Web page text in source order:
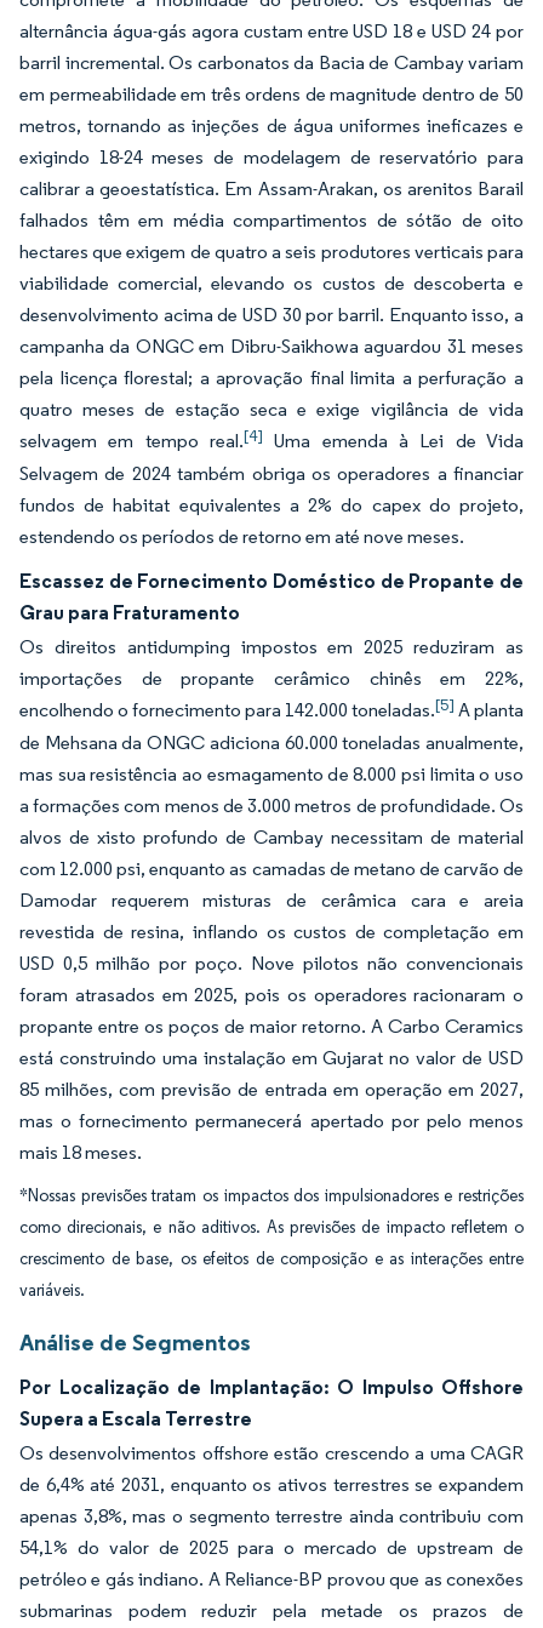
alternância água-gás agora custam entre USD 18 e USD 24 por
barril incremental. Os carbonatos da Bacia de Cambay variam
em permeabilidade em três ordens de magnitude dentro de 50
metros, tornando as injeções de água uniformes ineficazes e
exigindo 18-24 meses de modelagem de reservatório para
calibrar a geoestatística. Em Assam-Arakan, os arenitos Barail
falhados têm em média compartimentos de sótão de oito
hectares que exigem de quatro a seis produtores verticais para
viabilidade comercial, elevando os custos de descoberta e
desenvolvimento acima de USD 30 por barril. Enquanto isso, a
campanha da ONGC em Dibru-Saikhowa aguardou 31 meses
pela licença florestal; a aprovação final limita a perfuração a
quatro meses de estação seca e exige vigilância de vida
selvagem em tempo real.[4] Uma emenda à Lei de Vida
Selvagem de 2024 também obriga os operadores a financiar
fundos de habitat equivalentes a 2% do capex do projeto,
estendendo os períodos de retorno em até nove meses.
Escassez de Fornecimento Doméstico de Propante de
Grau para Fraturamento
Os direitos antidumping impostos em 2025 reduziram as
importações de propante cerâmico chinês em 22%,
encolhendo o fornecimento para 142.000 toneladas.[5] A planta
de Mehsana da ONGC adiciona 60.000 toneladas anualmente,
mas sua resistência ao esmagamento de 8.000 psi limita o uso
a formações com menos de 3.000 metros de profundidade. Os
alvos de xisto profundo de Cambay necessitam de material
com 12.000 psi, enquanto as camadas de metano de carvão de
Damodar requerem misturas de cerâmica cara e areia
revestida de resina, inflando os custos de completação em
USD 0,5 milhão por poço. Nove pilotos não convencionais
foram atrasados em 2025, pois os operadores racionaram o
propante entre os poços de maior retorno. A Carbo Ceramics
está construindo uma instalação em Gujarat no valor de USD
85 milhões, com previsão de entrada em operação em 2027,
mas o fornecimento permanecerá apertado por pelo menos
mais 18 meses.
*Nossas previsões tratam os impactos dos impulsionadores e restrições
como direcionais, e não aditivos. As previsões de impacto refletem o
crescimento de base, os efeitos de composição e as interações entre
variáveis.
Análise de Segmentos
Por Localização de Implantação: O Impulso Offshore
Supera a Escala Terrestre
Os desenvolvimentos offshore estão crescendo a uma CAGR
de 6,4% até 2031, enquanto os ativos terrestres se expandem
apenas 3,8%, mas o segmento terrestre ainda contribuiu com
54,1% do valor de 2025 para o mercado de upstream de
petróleo e gás indiano. A Reliance-BP provou que as conexões
submarinas podem reduzir pela metade os prazos de